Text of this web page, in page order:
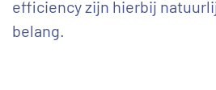
efficiency zijn hierbij
belang.